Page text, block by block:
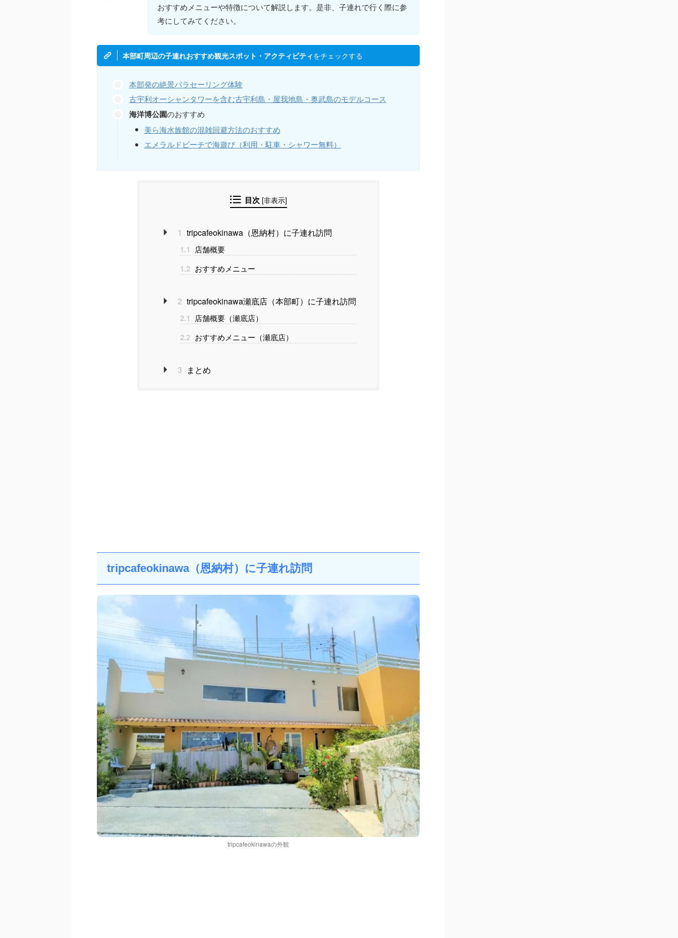
おすすめメニューや特徴について解説します。是非、子連れで行く際に参
考にしてみてください。
本部町周辺の子連れおすすめ観光スポット・アクティビティをチェックする
本部発の絶景パラセーリング体験
古宇利オーシャンタワーを含む古宇利島・屋我地島・奥武島のモデルコース
海洋博公園のおすすめ
美ら海水族館の混雑回避方法のおすすめ
エメラルドビーチで海遊び（利用・駐車・シャワー無料）
目次 [非表示]
1 tripcafeokinawa（恩納村）に子連れ訪問
1.1 店舗概要
1.2 おすすめメニュー
2 tripcafeokinawa瀬底店（本部町）に子連れ訪問
2.1 店舗概要（瀬底店）
2.2 おすすめメニュー（瀬底店）
3 まとめ
tripcafeokinawa（恩納村）に子連れ訪問
tripcafeokinawaの外観